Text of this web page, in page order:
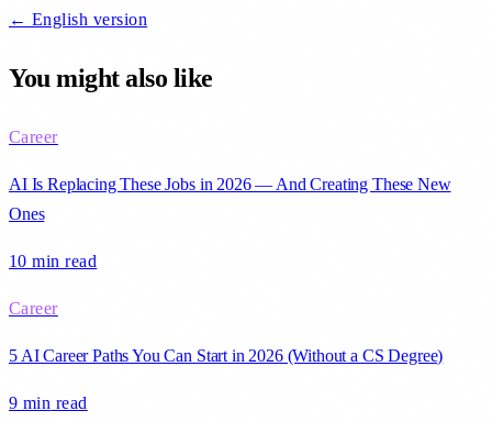
← English version
You might also like
Career
AI Is Replacing These Jobs in 2026 — And Creating These New
Ones
10 min read
Career
5 AI Career Paths You Can Start in 2026 (Without a CS Degree)
9 min read